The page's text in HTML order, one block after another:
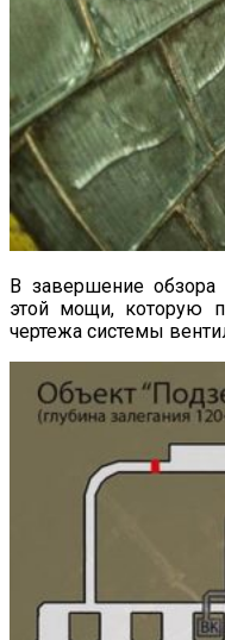
В завершение
этой мощи, которую
чертежа системы